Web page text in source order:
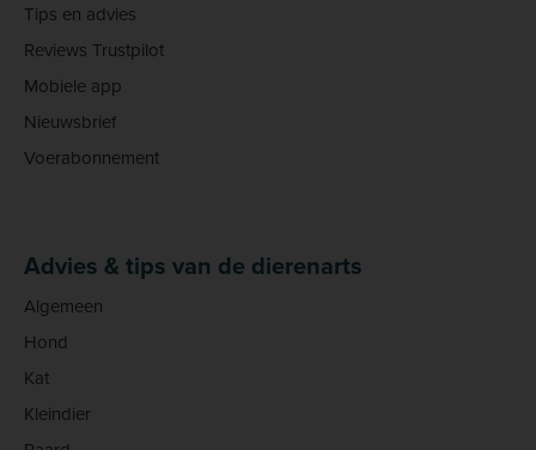
Tips en advies
Reviews Trustpilot
Mobiele app
Nieuwsbrief
Voerabonnement
Advies & tips van de dierenarts
Algemeen
Hond
Kat
Kleindier